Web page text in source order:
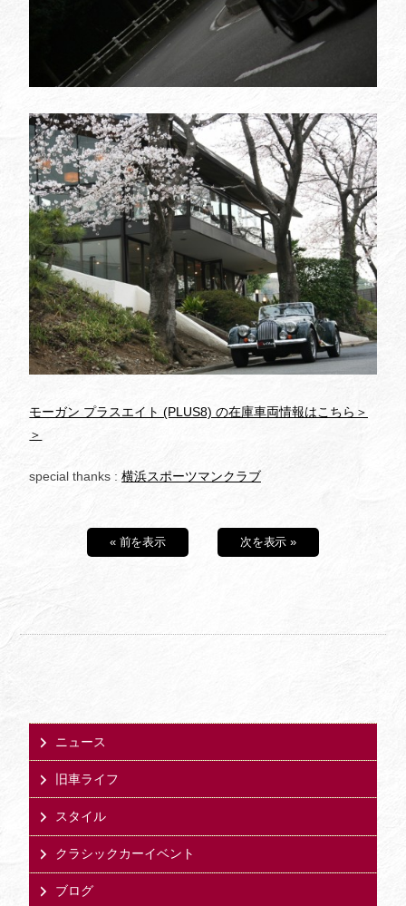
モーガン プラスエイト (PLUS8) の在庫車両情報はこちら＞
＞
special thanks :横浜スポーツマンクラブ
« 前を表示 次を表示 »
ニュース
旧車ライフ
スタイル
クラシックカーイベント
ブログ